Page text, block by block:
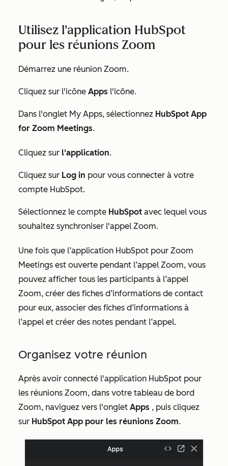
Utilisez l'application HubSpot
pour les réunions Zoom
Démarrez une réunion Zoom.
Cliquez sur l'icône Apps l'icône.
Dans l'onglet My Apps, sélectionnez HubSpot App
for Zoom Meetings.
Cliquez sur l'application.
Cliquez sur Log in pour vous connecter à votre
compte HubSpot.
Sélectionnez le compte HubSpot avec lequel vous
souhaitez synchroniser l'appel Zoom.
Une fois que l’application HubSpot pour Zoom
Meetings est ouverte pendant l’appel Zoom, vous
pouvez afficher tous les participants à l’appel
Zoom, créer des fiches d’informations de contact
pour eux, associer des fiches d’informations à
l’appel et créer des notes pendant l’appel.
Organisez votre réunion
Après avoir connecté l'application HubSpot pour
les réunions Zoom, dans votre tableau de bord
Zoom, naviguez vers l'onglet Apps , puis cliquez
sur HubSpot App pour les réunions Zoom.